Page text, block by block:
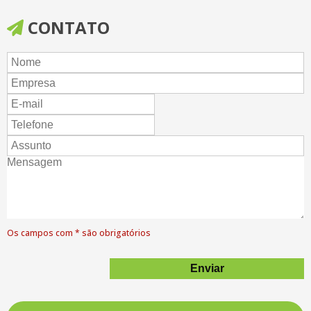
Mochila TNT (0086)
Mochila-Cristal-25X30-Impressão 1Lado 1Cor
Mochila-Flanela-34X45
Sacola-Cristal-44X35-Impressão 2Lados 2Cores
Sacola-Lona-30X30X10-Impressão 2Lados 3Cores
Sacola-Lona-39X40X15
Sacola-Tnt-45X35-Impressão 1Lado 1Cor
Sacolas TNT
CONTATO
Os campos com * são obrigatórios